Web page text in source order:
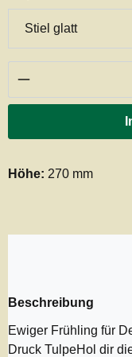
Produkt
Höhe: 270 mm
Beschreibung
Ewiger Frühling für
Druck TulpeHol dir